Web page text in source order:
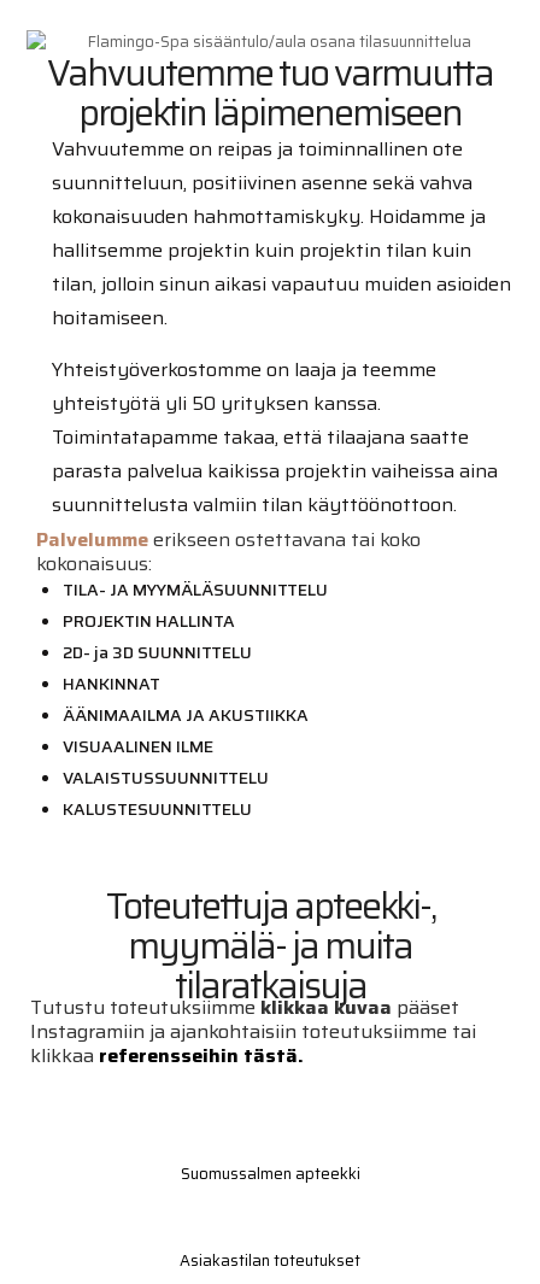
Vahvuutemme tuo varmuutta
projektin läpimenemiseen
Vahvuutemme on reipas ja toiminnallinen ote
suunnitteluun, positiivinen asenne sekä vahva
kokonaisuuden hahmottamiskyky. Hoidamme ja
hallitsemme projektin kuin projektin tilan kuin
tilan, jolloin sinun aikasi vapautuu muiden asioiden
hoitamiseen.
Yhteistyöverkostomme on laaja ja teemme
yhteistyötä yli 50 yrityksen kanssa.
Toimintatapamme takaa, että tilaajana saatte
parasta palvelua kaikissa projektin vaiheissa aina
suunnittelusta valmiin tilan käyttöönottoon.
Palvelummeerikseen ostettavana tai koko
kokonaisuus:
TILA- JA MYYMÄLÄSUUNNITTELU
PROJEKTIN HALLINTA
2D- ja 3D SUUNNITTELU
HANKINNAT
ÄÄNIMAAILMA JA AKUSTIIKKA
VISUAALINEN ILME
VALAISTUSSUUNNITTELU
KALUSTESUUNNITTELU
Toteutettuja apteekki-,
myymälä- ja muita
tilaratkaisuja
Tutustu toteutuksiimmeklikkaa kuvaa pääset
Instagramiin ja ajankohtaisiin toteutuksiimme tai
klikkaa referensseihin tästä.
Suomussalmen apteekki
Asiakastilan toteutukset